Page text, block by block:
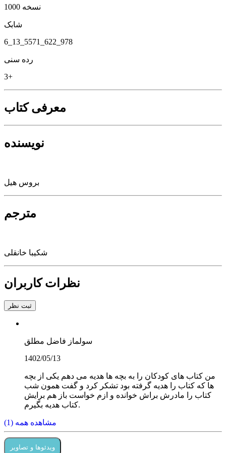
1000 نسخه
شابک
6_13_5571_622_978
رده سنی
3+
معرفی کتاب
نویسنده
بروس هیل
مترجم
شکیبا خانقلی
نظرات کاربران
ثبت نظر
سولماز فاضل مطلق
1402/05/13
من کتاب های کودکان را به بچه ها هدیه می دهم یکی از بچه
ها که کتاب را هدیه گرفته بود تشکر کرد و گفت همون شب
کتاب را مادرش براش خوانده و ازم خواست باز هم برایش
کتاب هدیه بگیرم.
مشاهده همه (1)
ویدئوها و تصاویر